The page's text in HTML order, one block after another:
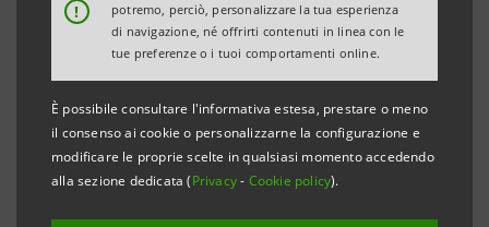
!
potremo, perciò, personalizzare la tua esperienza
di navigazione, né offrirti contenuti in linea con le
tue preferenze o i tuoi comportamenti online.
È possibile consultare l'informativa estesa, prestare o meno
il consenso ai cookie o personalizzarne la configurazione e
modificare le proprie scelte in qualsiasi momento accedendo
alla sezione dedicata (Privacy- Cookie policy).
World’s Best Trade Finance Banks” e “The World’s
Best Sub-Custodians”
• Intesa Sanpaolo si conferma operatore di
riferimento sul mercato per le attività di supporto
all’internazionalizzazione delle imprese italiane
• Intesa Sanpaolo è la più grande banca in Italia